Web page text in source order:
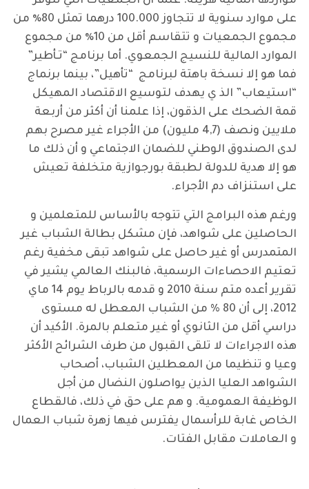
على موارد سنوية لا تتجاوز 100.000 درهما تمثل 80٪ من
مجموع الجمعيات و تتقاسم أقل من 10٪ من مجموع
الموارد المالية للنسيج الجمعوي. أما برنامج “تـأطير”
فما هو إلا نسخة باهتة لبرنامج “تأهيل”، بينما برنماج
“استيعاب” الذ ي يهدف لتوسيع الاقتصاد المهيكل
قمة الضحك على الذقون، إذا علمنا أن أكثر من أربعة
ملايين ونصف (4,7 مليون) من الأجراء غير مصرح بهم
لدى الصندوق الوطني للضمان الاجتماعي و أن ذلك ما
هو إلا هدية للدولة لطبقة بورجوازية متخلفة تعيش
على استنزاف دم الأجراء.
ورغم هذه البرامج التي تتوجه بالأساس للمتعلمين و
الحاصلين على شواهد، فإن مشكل بطالة الشباب غير
المتمدرس أو غير حاصل على شواهد تبقى مخفية رغم
تعتيم الاحصاءات الرسمية، فالبنك العالمي يشير في
تقرير أعده متم سنة 2010 و قدمه بالرباط يوم 14 ماي
2012، إلى أن 80 % من الشباب المعطل له مستوى
دراسي أقل من الثانوي أو غير متعلم بالمرة. الأكيد أن
هذه الاجراءات لا تلقى القبول من طرف الشرائح الأكثر
وعيا و تنظيما من المعطلين الشباب، أصحاب
الشواهد العليا الذين يواصلون النضال من أجل
الوظيفة العمومية. و هم على حق في ذلك، فالقطاع
الخاص غابة للرأسمال يفترس فيها زهرة شباب العمال
و العاملات مقابل الفتات.